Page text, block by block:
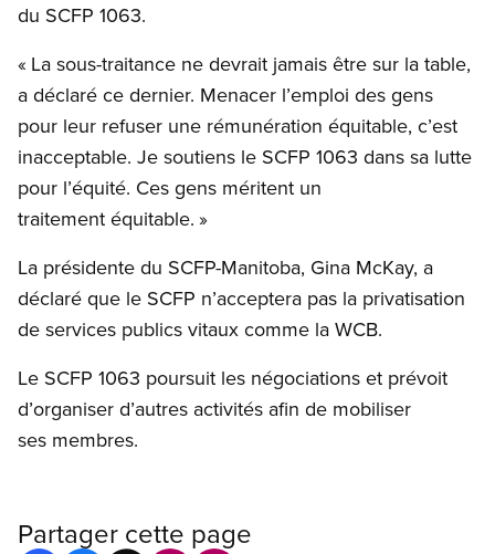
du SCFP 1063.
« La sous-traitance ne devrait jamais être sur la table,
a déclaré ce dernier. Menacer l’emploi des gens
pour leur refuser une rémunération équitable, c’est
inacceptable. Je soutiens le SCFP 1063 dans sa lutte
pour l’équité. Ces gens méritent un
traitement équitable. »
La présidente du SCFP-Manitoba, Gina McKay, a
déclaré que le SCFP n’acceptera pas la privatisation
de services publics vitaux comme la WCB.
Le SCFP 1063 poursuit les négociations et prévoit
d’organiser d’autres activités afin de mobiliser
ses membres.
Partager cette page